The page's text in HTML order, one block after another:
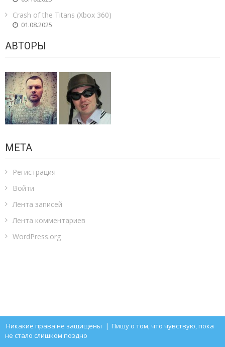
Crash of the Titans (Xbox 360)
01.08.2025
АВТОРЫ
МЕТА
Регистрация
Войти
Лента записей
Лента комментариев
WordPress.org
Никакие права не защищены | Пишу о том, что чувствую, пока
не стало слишком поздно